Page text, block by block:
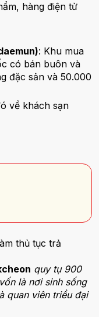
hàng điện tử
: Khu mua
có bán buôn và
đặc sản và 50.000
về khách sạn
thủ tục trả
quy tụ 900
là nơi sinh sống
quan viên triều đại